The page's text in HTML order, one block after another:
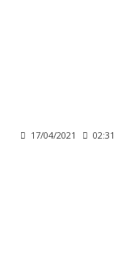
17/04/2021 02:31